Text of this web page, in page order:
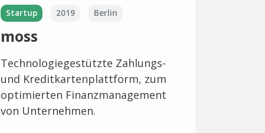
Startup 2019 Berlin
moss
Technologiegestützte Zahlungs-
und Kreditkartenplattform, zum
optimierten Finanzmanagement
von Unternehmen.